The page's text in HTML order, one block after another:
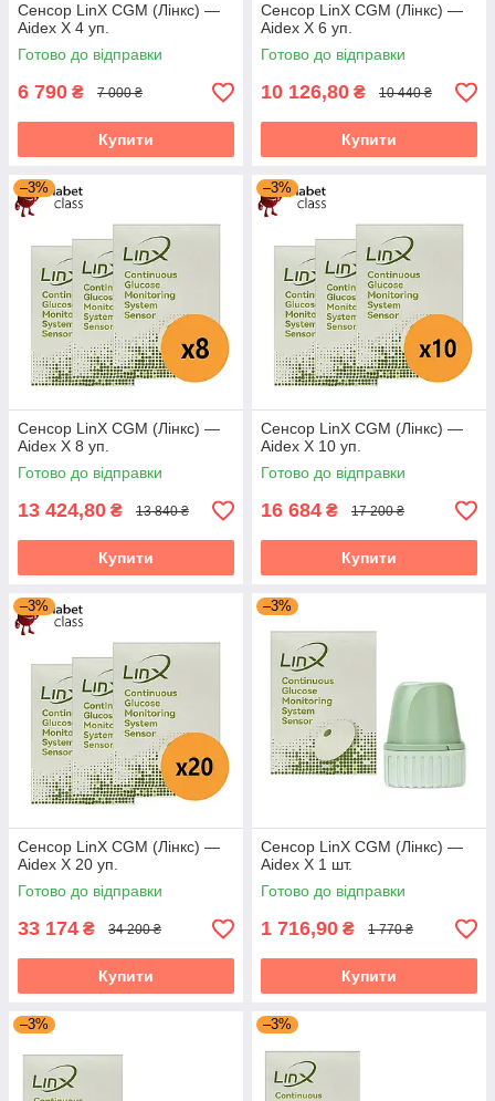
Аксесуари до рідера LinX CGM
(Акційні)
Акційні товари — для цього типу товарів доступна
Безкоштовна доставка у разі замовлення до точки
видачі Rozetka.
(Роздрібні)
Роздрібні товари — такі товари ви можете придбати
будь-яким зручним для вас способом, однак у цьому
випадку відсутня підтримка "Prom Оплати". Для
більш вигідних покупок радимо ознайомитися з
нашим "Оптовим"і "Акційним"розділами для
відстеження знижок і спеціальних пропозицій.
Сенсор LinX CGM (Лінкс) —
Aidex X 4 уп.
Готово до відправки
6 790 ₴ 7 000 ₴
Купити
Сенсор LinX CGM (Лінкс) —
Aidex X 6 уп.
Готово до відправки
10 126,80 ₴ 10 440 ₴
Купити
–3%
Сенсор LinX CGM (Лінкс) —
Aidex X 8 уп.
Готово до відправки
13 424,80 ₴ 13 840 ₴
Купити
–3%
Сенсор LinX CGM (Лінкс) —
Aidex X 10 уп.
Готово до відправки
16 684 ₴ 17 200 ₴
Купити
–3%
Сенсор LinX CGM (Лінкс) —
Aidex X 20 уп.
Готово до відправки
33 174 ₴ 34 200 ₴
Купити
–3%
Сенсор LinX CGM (Лінкс) —
Aidex X 1 шт.
Готово до відправки
1 716,90 ₴ 1 770 ₴
Купити
–3% –3%